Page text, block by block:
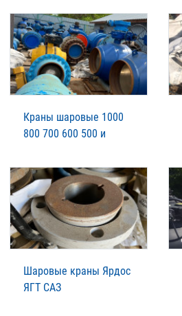
Краны шаровые 1000
800 700 600 500 и
Шаровые краны Ярдос
ЯГТ САЗ